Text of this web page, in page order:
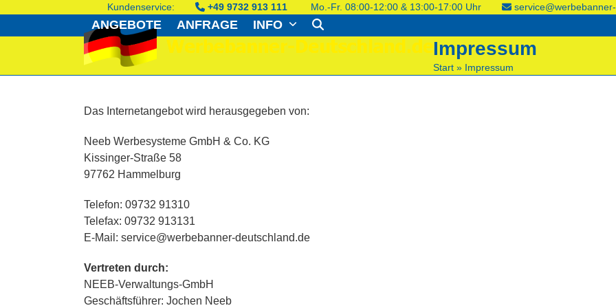
content
Kundenservice: +49 9732 913 111 Mo.-Fr. 08:00-12:00 & 13:00-17:00 Uhr
ANGEBOTE ANFRAGE INFO
Impressum
Start» Impressum
Das Internetangebot wird herausgegeben von:
Neeb Werbesysteme GmbH & Co. KG
Kissinger-Straße 58
97762 Hammelburg
Telefon: 09732 91310
Telefax: 09732 913131
E-Mail: service@werbebanner-deutschland.de
Vertreten durch:
NEEB-Verwaltungs-GmbH
Geschäftsführer: Jochen Neeb